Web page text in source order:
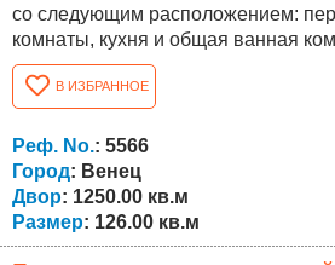
со следующим расположением:
комнаты, кухня и общая ванная
две комнаты, просторный коридор,
туалет. Дом после ремонта со
ПВХ, дверями ПВХ, новой крышей.
постройки (сарай 40 кв.м.),
В ИЗБРАННОЕ
Реф. No.: 5566
Город: Венец
Двор: 1250.00 кв.м
Размер: 126.00 кв.м